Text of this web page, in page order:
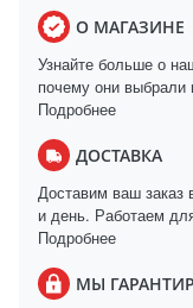
О МАГАЗИНЕ
Узнайте больше о
почему они выбрали
Подробнее
ДОСТАВКА
Доставим ваш заказ
и день. Работаем
Подробнее
МЫ